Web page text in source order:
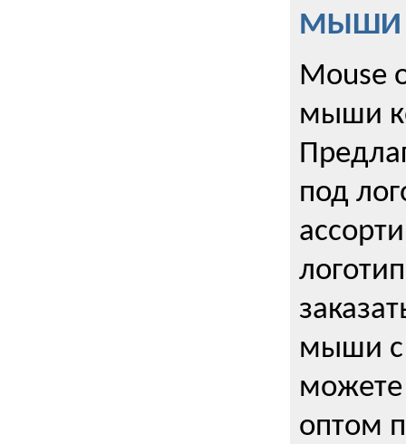
МЫШИ
Mouse
мыши
под
мыши с
можете
оптом